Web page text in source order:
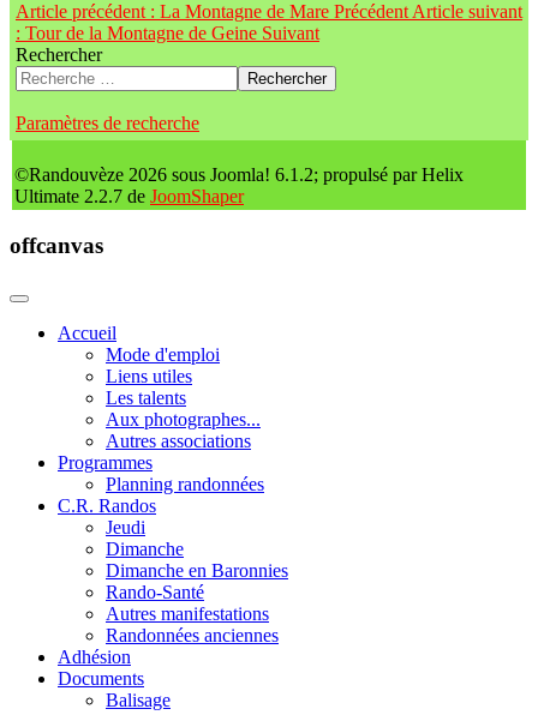
Article précédent : La Montagne de Mare Précédent Article suivant
: Tour de la Montagne de Geine Suivant
Rechercher
Rechercher
Paramètres de recherche
©Randouvèze 2026 sous Joomla! 6.1.2; propulsé par Helix
Ultimate 2.2.7 de JoomShaper
offcanvas
Accueil
Mode d'emploi
Liens utiles
Les talents
Aux photographes...
Autres associations
Programmes
Planning randonnées
C.R. Randos
Jeudi
Dimanche
Dimanche en Baronnies
Rando-Santé
Autres manifestations
Randonnées anciennes
Adhésion
Documents
Balisage